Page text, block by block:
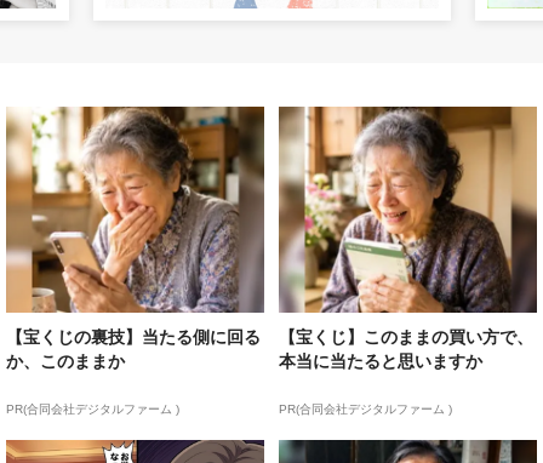
【宝くじの裏技】当たる側に回る
か、このままか
PR(合同会社デジタルファーム )
【宝くじ】このままの買い方で、
本当に当たると思いますか
PR(合同会社デジタルファーム )